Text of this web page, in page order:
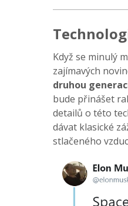
Když se minulý
zajímavých
druhou
bude přinášet
detailů o této
dávat klasické
stlačeného